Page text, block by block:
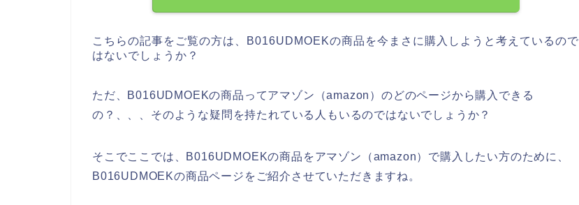
こちらの記事をご覧の方は、B016UDMOEKの商品を今まさに購入しようと考えているので
はないでしょうか？
ただ、B016UDMOEKの商品ってアマゾン（amazon）のどのページから購入できる
の？、、、そのような疑問を持たれている人もいるのではないでしょうか？
そこでここでは、B016UDMOEKの商品をアマゾン（amazon）で購入したい方のために、
B016UDMOEKの商品ページをご紹介させていただきますね。